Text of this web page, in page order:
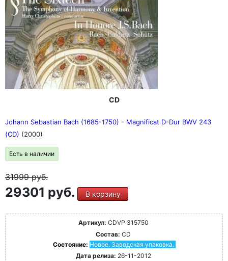
CD
Johann Sebastian Bach (1685-1750) - Magnificat D-Dur BWV 243
(CD) (2000)
Есть в наличии
31999руб.
29301 руб. В корзину
Артикул: CDVP 315750
Состав: CD
Состояние: Новое. Заводская упаковка.
Дата релиза: 26-11-2012